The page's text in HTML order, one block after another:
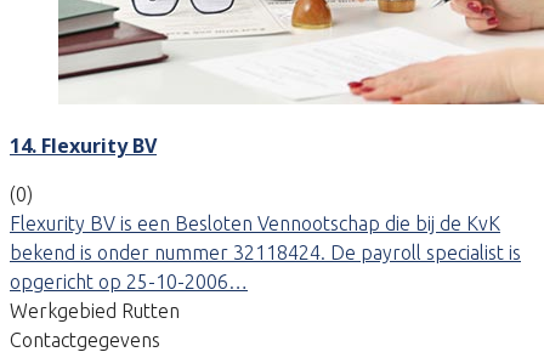
14. Flexurity BV
(0)
Flexurity BV is een Besloten Vennootschap die bij de KvK
bekend is onder nummer 32118424. De payroll specialist is
opgericht op 25-10-2006…
Werkgebied Rutten
Contactgegevens